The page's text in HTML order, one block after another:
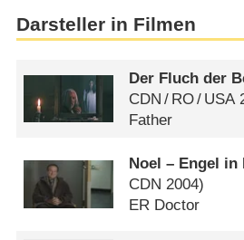
Darsteller in Filmen
Der Fluch der
CDN / RO/ USA
Father
Noel – Engel in
CDN 2004)
ER Doctor